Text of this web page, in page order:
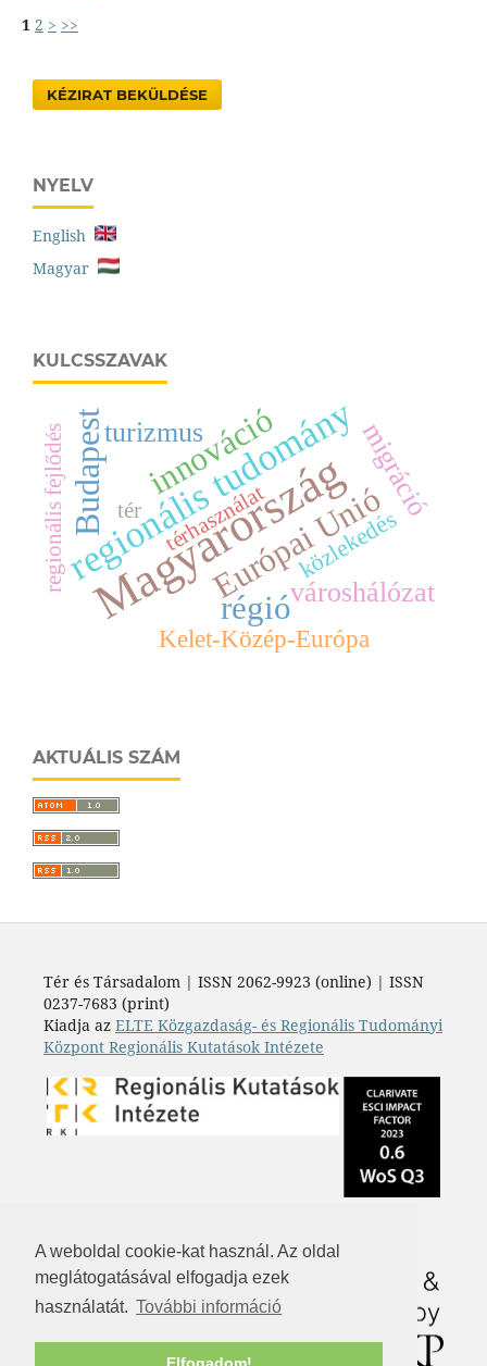
A weboldal cookie-kat használ. Az oldal
meglátogatásával elfogadja ezek
használatát. További információ
1 2 > >>
KÉZIRAT BEKÜLDÉSE
NYELV
English
Magyar
KULCSSZAVAK
Magyarország
regionális tudomány
Budapest innováció
Európai Unió
régióvároshálózat
migráció
turizmus
Kelet-Közép-Európa
közlekedés
regionális fejlődés térhasználat
tér
AKTUÁLIS SZÁM
Tér és Társadalom | ISSN 2062-9923 (online) | ISSN
0237-7683 (print)
Kiadja az ELTE Közgazdaság- és Regionális Tudományi
Központ Regionális Kutatások Intézete